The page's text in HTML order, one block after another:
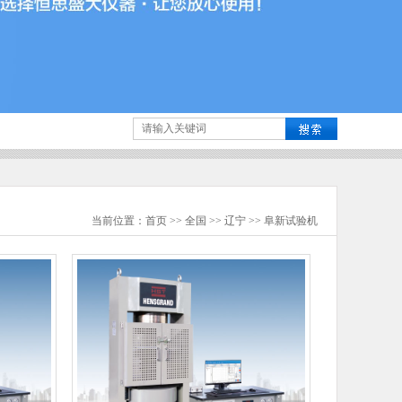
当前位置： 首页 >> 全国 >> 辽宁 >> 阜新试验机